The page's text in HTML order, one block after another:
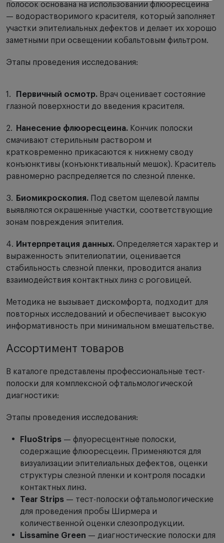
полосок основана на использовании флюоресцеина
— водорастворимого красителя, который заполняет
участки эпителиальных дефектов и делает их хорошо
заметными при освещении кобальтовым фильтром.
Этапы проведения исследования:
Первичный осмотр. Врач оценивает состояние
глазной поверхности до введения красителя.
Нанесение флюоресцеина. Кончик полоски
смачивают стерильным раствором и
кратковременно прикасаются к нижнему своду
конъюнктивы (конъюнктивальный мешок). Краситель
равномерно распределяется по слезной пленке.
Биомикроскопия. Под светом щелевой лампы
выявляются окрашенные участки, соответствующие
зонам повреждения эпителия.
Интерпретация данных. Определяется характер и
выраженность эпителиопатии, оценивается
стабильность слезной пленки, проводится анализ
взаимодействия контактных линз с роговицей.
Методика не вызывает дискомфорта, подходит для
повторных исследований и обеспечивает высокую
информативность при минимальном вмешательстве.
Ассортимент товаров
В каталоге представлены профессиональные тест-
полоски для комплексной офтальмологической
диагностики:
Этапы проведения исследования:
FluoStrips — флуоресцентные полоски,
содержащие флюоресцеин. Применяются для
визуализации эпителиальных дефектов, оценки
структуры слезной пленки и контроля посадки
контактных линз.
Tear Strips — тест-полоски офтальмологические
для проведения пробы Ширмера и
количественной оценки слезопродукции.
Lissamine Green — диагностические полоски для